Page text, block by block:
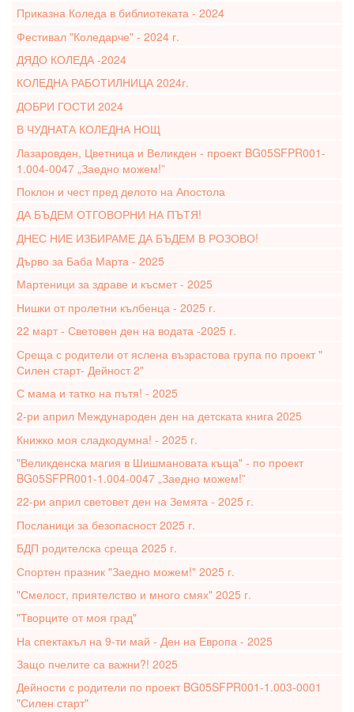
Приказна Коледа в библиотеката - 2024
Фестивал "Коледарче" - 2024 г.
ДЯДО КОЛЕДА -2024
КОЛЕДНА РАБОТИЛНИЦА 2024г.
ДОБРИ ГОСТИ 2024
В ЧУДНАТА КОЛЕДНА НОЩ
Лазаровден, Цветница и Великден - проект BG05SFPR001-
1.004-0047 „Заедно можем!”
Поклон и чест пред делото на Апостола
ДА БЪДЕМ ОТГОВОРНИ НА ПЪТЯ!
ДНЕС НИЕ ИЗБИРАМЕ ДА БЪДЕМ В РОЗОВО!
Дърво за Баба Марта - 2025
Мартеници за здраве и късмет - 2025
Нишки от пролетни кълбенца - 2025 г.
22 март - Световен ден на водата -2025 г.
Среща с родители от яслена възрастова група по проект "
Силен старт- Дейност 2"
С мама и татко на пътя! - 2025
2-ри април Международен ден на детската книга 2025
Книжко моя сладкодумна! - 2025 г.
"Великденска магия в Шишмановата къща" - по проект
BG05SFPR001-1.004-0047 „Заедно можем!”
22-ри април световет ден на Земята - 2025 г.
Посланици за безопасност 2025 г.
БДП родителска среща 2025 г.
Спортен празник "Заедно можем!" 2025 г.
"Смелост, приятелство и много смях" 2025 г.
"Творците от моя град"
На спектакъл на 9-ти май - Ден на Европа - 2025
Защо пчелите са важни?! 2025
Дейности с родители по проект BG05SFPR001-1.003-0001
"Силен старт"